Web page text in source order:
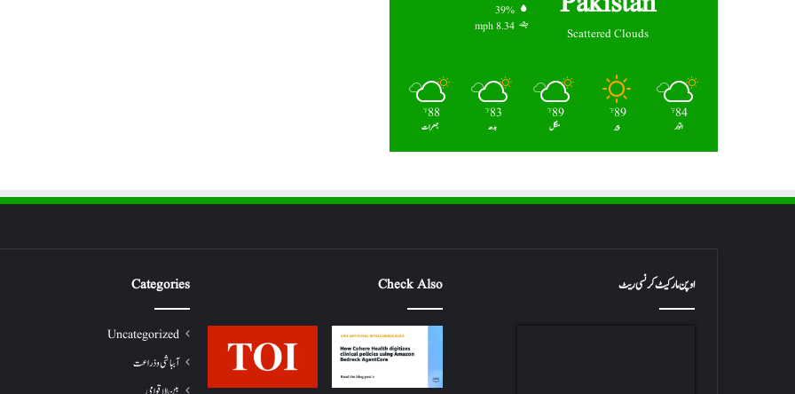
Scattered Clouds
39%
8.34 mph
84
℉
اتوار
89
℉
پیر
89
℉
منگل
83
℉
بدھ
88
℉
جمعرات
اوپن مارکیٹ کرنسی ریٹ Check Also
Categories
Uncategorized
آبباشی وذراعت